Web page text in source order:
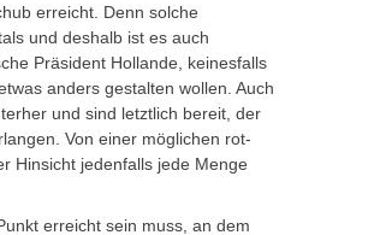
erreicht. Denn solche
und deshalb ist es auch
Präsident Hollande, keinesfalls
anders gestalten wollen. Auch
und sind letztlich bereit, der
Von einer möglichen rot-
Hinsicht jedenfalls jede Menge
erreicht sein muss, an dem